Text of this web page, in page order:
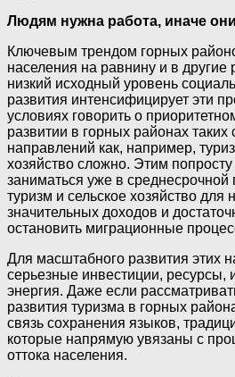
Людям нужна работа, иначе
Ключевым трендом горных
населения на равнину и в другие
низкий исходный уровень
развития интенсифицирует эти
условиях говорить о
развитии в горных районах таких
направлений как, например,
хозяйство сложно. Этим
заниматься уже в среднесрочной
туризм и сельское хозяйство для
значительных доходов и
остановить миграционные
Для масштабного развития этих
серьезные инвестиции, ресурсы,
энергия. Даже если
развития туризма в горных
связь сохранения языков,
которые напрямую увязаны с
оттока населения.